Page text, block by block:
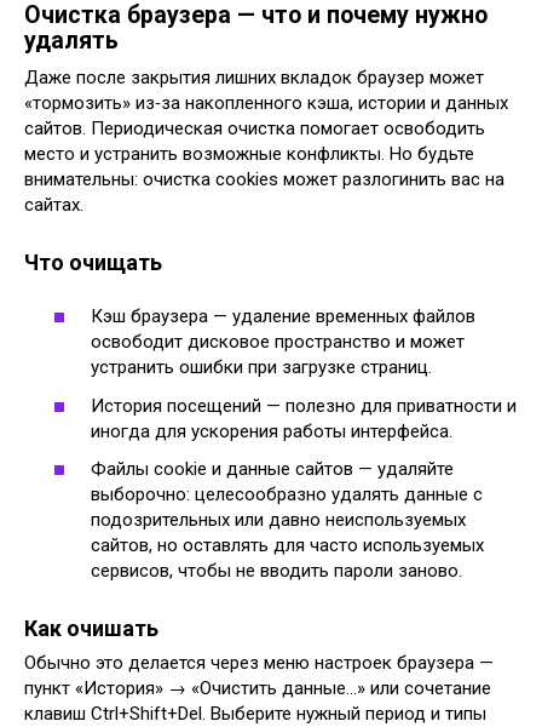
Очистка браузера — что и почему нужно
удалять
Даже после закрытия лишних вкладок браузер может
«тормозить» из‑за накопленного кэша, истории и данных
сайтов. Периодическая очистка помогает освободить
место и устранить возможные конфликты. Но будьте
внимательны: очистка cookies может разлогинить вас на
сайтах.
Что очищать
Кэш браузера — удаление временных файлов
освободит дисковое пространство и может
устранить ошибки при загрузке страниц.
История посещений — полезно для приватности и
иногда для ускорения работы интерфейса.
Файлы cookie и данные сайтов — удаляйте
выборочно: целесообразно удалять данные с
подозрительных или давно неиспользуемых
сайтов, но оставлять для часто используемых
сервисов, чтобы не вводить пароли заново.
Как очишать
Обычно это делается через меню настроек браузера —
пункт «История» → «Очистить данные…» или сочетание
клавиш Ctrl+Shift+Del. Выберите нужный период и типы